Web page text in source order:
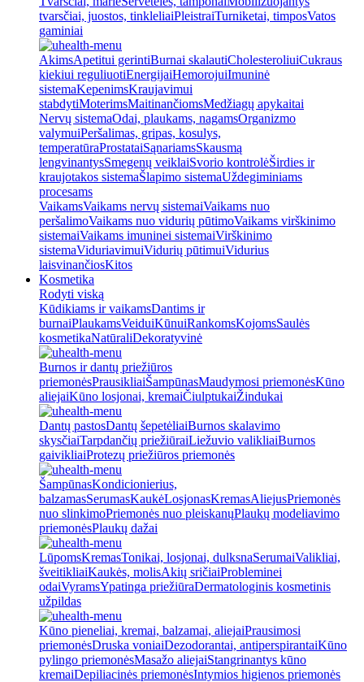
tvarsčiai, juostos, tinkleliaiPleistraiTurniketai, timposVatos
gaminiai
AkimsApetitui gerintiBurnai skalautiCholesteroliuiCukraus
kiekiui reguliuotiEnergijaiHemorojuiImuninė
sistemaKepenimsKraujavimui
stabdytiMoterimsMaitinančiomsMedžiagų apykaitai
Nervų sistemaOdai, plaukams, nagamsOrganizmo
valymuiPeršalimas, gripas, kosulys,
temperatūraProstataiSąnariamsSkausmą
lengvinantysSmegenų veiklaiSvorio kontrolėŠirdies ir
kraujotakos sistemaŠlapimo sistemaUždegiminiams
procesams
VaikamsVaikams nervų sistemaiVaikams nuo
peršalimoVaikams nuo vidurių pūtimoVaikams virškinimo
sistemaiVaikams imuninei sistemaiVirškinimo
sistemaViduriavimuiVidurių pūtimuiVidurius
laisvinančiosKitos
Kosmetika
Rodyti viską
Kūdikiams ir vaikamsDantims ir
burnaiPlaukamsVeiduiKūnuiRankomsKojomsSaulės
kosmetikaNatūraliDekoratyvinė
Burnos ir dantų priežiūros
priemonėsPrausikliaiŠampūnasMaudymosi priemonėsKūno
aliejaiKūno losjonai, kremaiČiulptukaiŽindukai
Dantų pastosDantų šepetėliaiBurnos skalavimo
skysčiaiTarpdančių priežiūraiLiežuvio valikliaiBurnos
gaivikliaiProtezų priežiūros priemonės
ŠampūnasKondicionierius,
balzamasSerumasKaukėLosjonasKremasAliejusPriemonės
nuo slinkimoPriemonės nuo pleiskanųPlaukų modeliavimo
priemonėsPlaukų dažai
LūpomsKremasTonikai, losjonai, dulksnaSerumaiValikliai,
šveitikliaiKaukės, molisAkių sričiaiProbleminei
odaiVyramsYpatinga priežiūraDermatologinis kosmetinis
užpildas
Kūno pieneliai, kremai, balzamai, aliejaiPrausimosi
priemonėsDruska voniaiDezodorantai, antiperspirantaiKūno
pylingo priemonėsMasažo aliejaiStangrinantys kūno
kremaiDepiliacinės priemonėsIntymios higienos priemonės